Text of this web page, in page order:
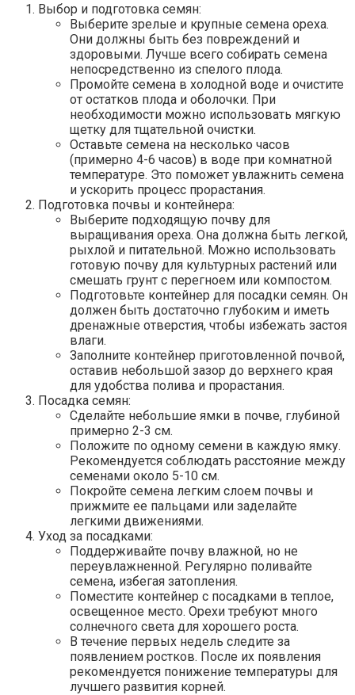
Выбор и подготовка семян:
Выберите зрелые и крупные семена ореха.
Они должны быть без повреждений и
здоровыми. Лучше всего собирать семена
непосредственно из спелого плода.
Промойте семена в холодной воде и очистите
от остатков плода и оболочки. При
необходимости можно использовать мягкую
щетку для тщательной очистки.
Оставьте семена на несколько часов
(примерно 4-6 часов) в воде при комнатной
температуре. Это поможет увлажнить семена
и ускорить процесс прорастания.
Подготовка почвы и контейнера:
Выберите подходящую почву для
выращивания ореха. Она должна быть легкой,
рыхлой и питательной. Можно использовать
готовую почву для культурных растений или
смешать грунт с перегноем или компостом.
Подготовьте контейнер для посадки семян. Он
должен быть достаточно глубоким и иметь
дренажные отверстия, чтобы избежать застоя
влаги.
Заполните контейнер приготовленной почвой,
оставив небольшой зазор до верхнего края
для удобства полива и прорастания.
Посадка семян:
Сделайте небольшие ямки в почве, глубиной
примерно 2-3 см.
Положите по одному семени в каждую ямку.
Рекомендуется соблюдать расстояние между
семенами около 5-10 см.
Покройте семена легким слоем почвы и
прижмите ее пальцами или заделайте
легкими движениями.
Уход за посадками:
Поддерживайте почву влажной, но не
переувлажненной. Регулярно поливайте
семена, избегая затопления.
Поместите контейнер с посадками в теплое,
освещенное место. Орехи требуют много
солнечного света для хорошего роста.
В течение первых недель следите за
появлением ростков. После их появления
рекомендуется понижение температуры для
лучшего развития корней.